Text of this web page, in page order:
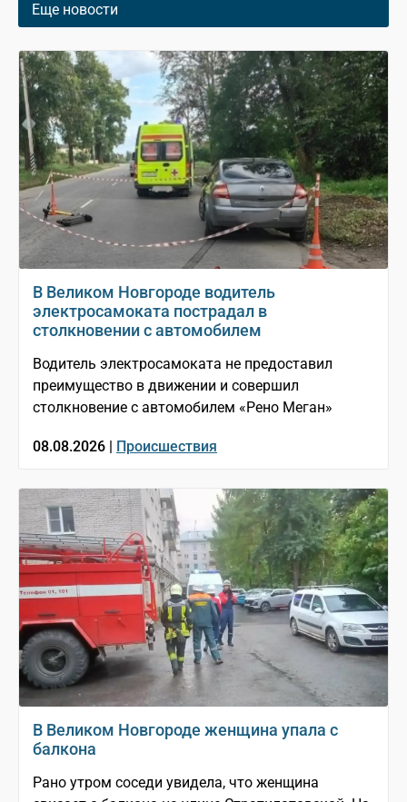
Еще новости
В Великом Новгороде водитель
электросамоката пострадал в
столкновении с автомобилем
Водитель электросамоката не предоставил
преимущество в движении и совершил
столкновение с автомобилем «Рено Меган»
08.08.2026 | Происшествия
В Великом Новгороде женщина упала с
балкона
Рано утром соседи увидела, что женщина